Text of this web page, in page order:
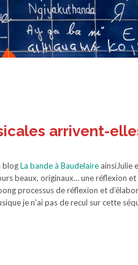
arrivent-
blogLa bande à Baudelaire ainsiJulie
beaux, originaux… une réflexion et
processus de réflexion et
je n’ai pas de recul sur cette